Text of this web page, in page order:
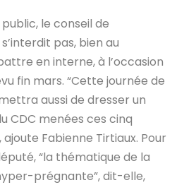
le conseil de
pas, bien au
en interne, à l’occasion
fin mars. “Cette journée de
aussi de dresser un
CDC menées ces cinq
Fabienne Tirtiaux. Pour
“la thématique de la
prégnante”, dit-elle,